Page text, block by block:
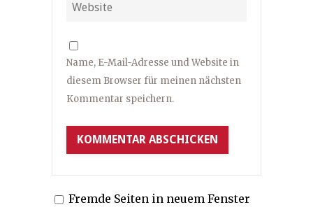
Name, E-Mail-Adresse und Website in
diesem Browser für meinen nächsten
Kommentar speichern.
Fremde Seiten in neuem Fenster